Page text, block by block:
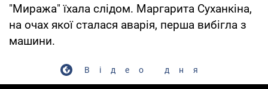
"Миража" їхала слідом. Маргарита Суханкіна,
на очах якої сталася аварія, перша вибігла з
машини.
Відео дня